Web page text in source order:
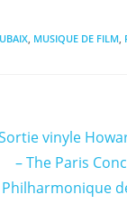
, MUSIQUE DE FILM,
vinyle
– The Paris
Philharmonique